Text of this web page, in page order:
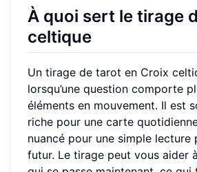
À quoi sert le tirage
celtique
Un tirage de tarot en Croix
lorsqu’une question comporte
éléments en mouvement. Il est
riche pour une carte
nuancé pour une simple lecture
futur. Le tirage peut vous aider